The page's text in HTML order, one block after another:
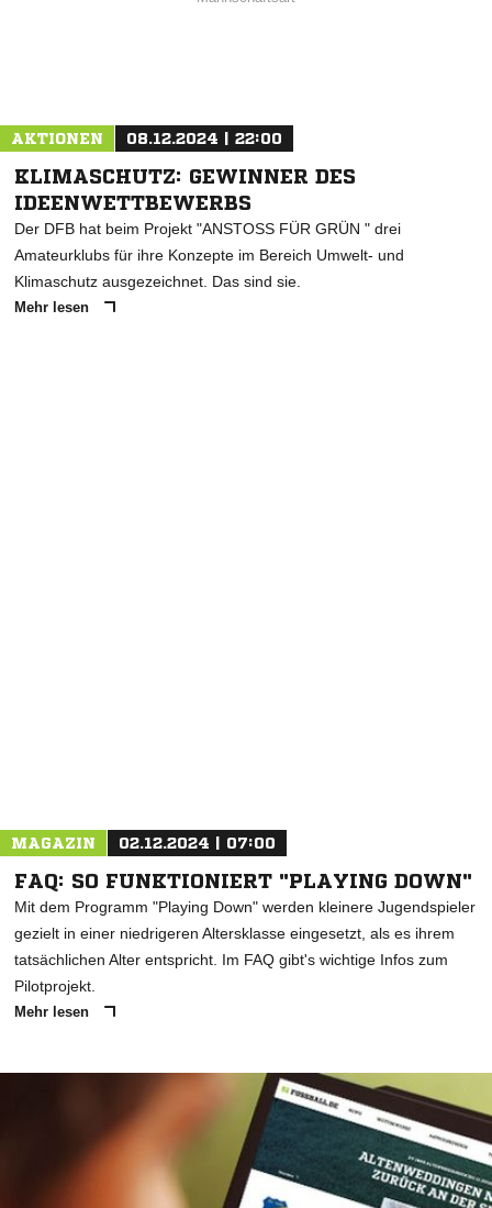
AKTIONEN 08.12.2024 | 22:00
KLIMASCHUTZ: GEWINNER DES
IDEENWETTBEWERBS
Der DFB hat beim Projekt "ANSTOSS FÜR GRÜN " drei
Amateurklubs für ihre Konzepte im Bereich Umwelt- und
Klimaschutz ausgezeichnet. Das sind sie.
Mehr lesen
MAGAZIN 02.12.2024 | 07:00
FAQ: SO FUNKTIONIERT "PLAYING DOWN"
Mit dem Programm "Playing Down" werden kleinere Jugendspieler
gezielt in einer niedrigeren Altersklasse eingesetzt, als es ihrem
tatsächlichen Alter entspricht. Im FAQ gibt's wichtige Infos zum
Pilotprojekt.
Mehr lesen